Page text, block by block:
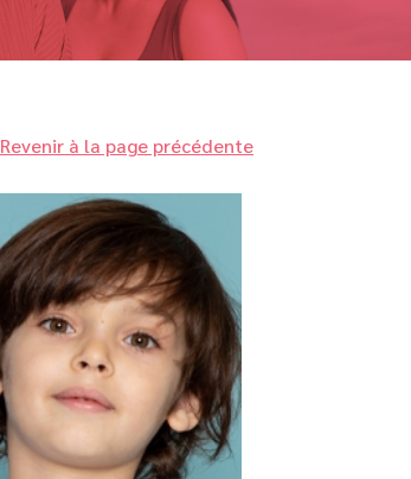
Revenir à la page précédente